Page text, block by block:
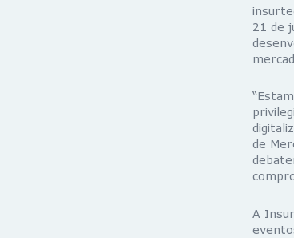
21 de
de
A